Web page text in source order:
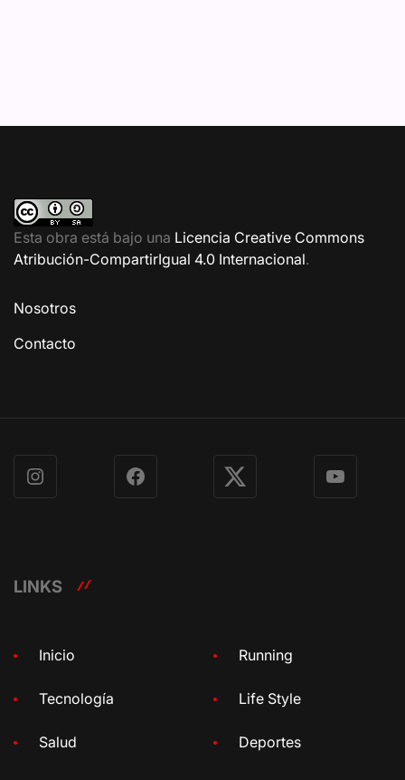
Esta obra está bajo una Licencia Creative Commons
Atribución-CompartirIgual 4.0 Internacional.
Nosotros
Contacto
Instagram Facebook X YouTube
LINKS
Inicio Running
Tecnología Life Style
Salud Deportes